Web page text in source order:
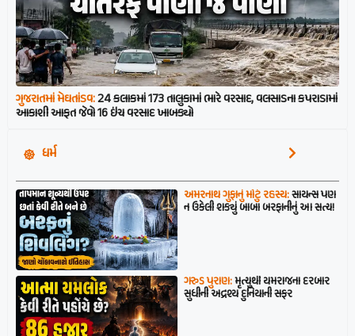
ગુજરાતમાં મેઘતાંડવ:24 કલાકમાં 173 તાલુકામાં ભારે વરસાદ, વલસાડના કપરાડામાં
આકાશી આફત જેવો 16 ઇંચ વરસાદ ખાબક્યો
ધર્મ
અમરનાથ ગુફાનું મોટું રહસ્ય:સાયન્સ પણ
ન ઉકેલી શક્યું બાબા બરફાનીનું આ સત્ય!
ગરુડ પુરાણ:મૃત્યુથી યમરાજના દરબાર
સુધીની અદ્રશ્ય દુનિયાની સફર